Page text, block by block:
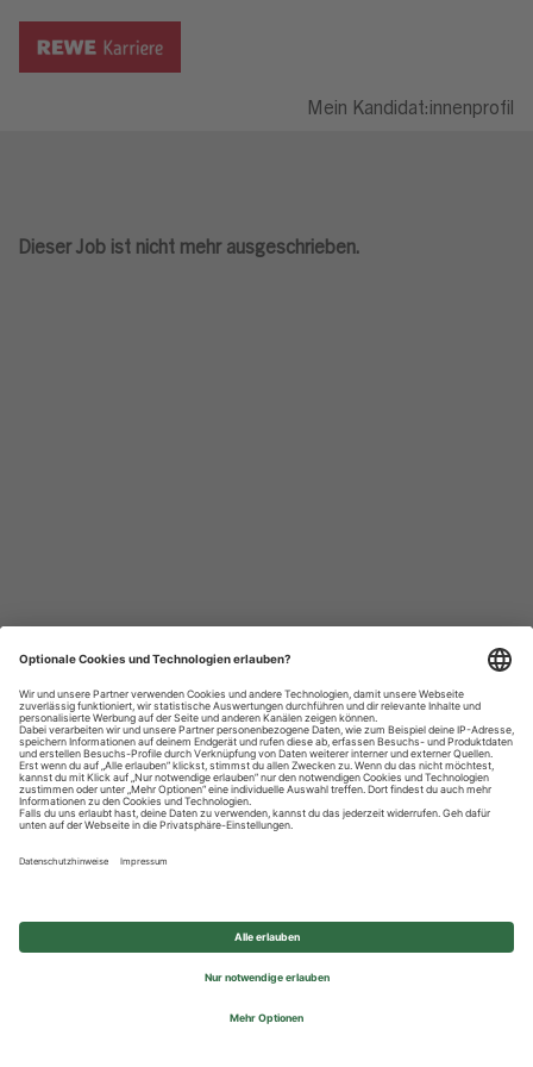
Mein Kandidat:innenprofil
Dieser Job ist nicht mehr ausgeschrieben.
Datenschutzhinweise
Impressum
Privatsphäre-Einstellungen
© 2026 REWE Group - All rights reserved